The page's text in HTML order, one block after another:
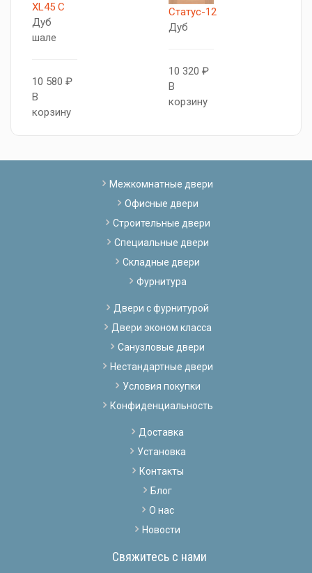
XL45 C
Дуб
шале
10 580 ₽
В
корзину
Статус-12
Дуб
10 320 ₽
В
корзину
Межкомнатные двери
Офисные двери
Строительные двери
Специальные двери
Складные двери
Фурнитура
Двери с фурнитурой
Двери эконом класса
Санузловые двери
Нестандартные двери
Условия покупки
Конфиденциальность
Доставка
Установка
Контакты
Блог
О нас
Новости
Свяжитесь с нами